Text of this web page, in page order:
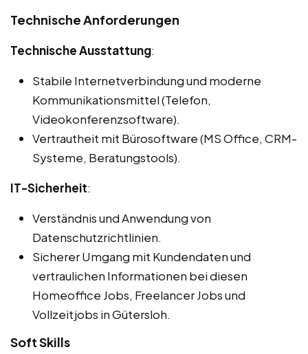
Technische Anforderungen
Technische Ausstattung:
Stabile Internetverbindung und moderne
Kommunikationsmittel (Telefon,
Videokonferenzsoftware).
Vertrautheit mit Bürosoftware (MS Office, CRM-
Systeme, Beratungstools).
IT-Sicherheit:
Verständnis und Anwendung von
Datenschutzrichtlinien.
Sicherer Umgang mit Kundendaten und
vertraulichen Informationen bei diesen
Homeoffice Jobs, Freelancer Jobs und
Vollzeitjobs in Gütersloh.
Soft Skills